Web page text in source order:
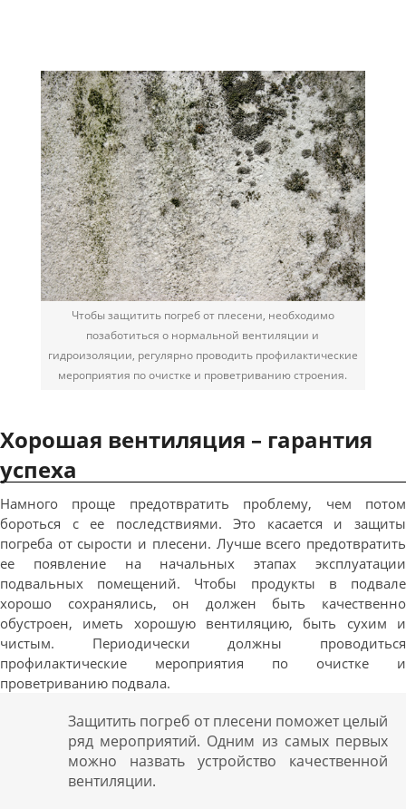
Чтобы защитить погреб от плесени, необходимо
позаботиться о нормальной вентиляции и
гидроизоляции, регулярно проводить профилактические
мероприятия по очистке и проветриванию строения.
Хорошая вентиляция – гарантия
успеха
Намного проще предотвратить проблему, чем потом
бороться с ее последствиями. Это касается и защиты
погреба от сырости и плесени. Лучше всего предотвратить
ее появление на начальных этапах эксплуатации
подвальных помещений. Чтобы продукты в подвале
хорошо сохранялись, он должен быть качественно
обустроен, иметь хорошую вентиляцию, быть сухим и
чистым. Периодически должны проводиться
профилактические мероприятия по очистке и
проветриванию подвала.
Защитить погреб от плесени поможет целый
ряд мероприятий. Одним из самых первых
можно назвать устройство качественной
вентиляции.